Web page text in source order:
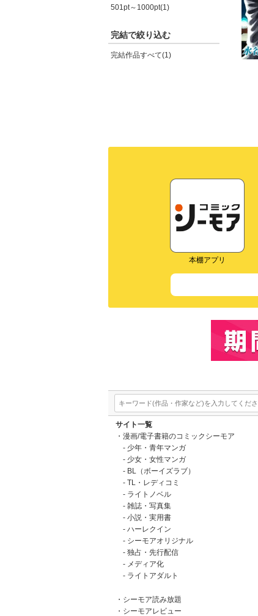
501pt～1000pt(1)
完結で絞り込む
完結作品すべて(1)
本棚アプリ
サイト一覧
漫画/電子書籍のコミックシーモア
少年・青年マンガ
少女・女性マンガ
BL（ボーイズラブ）
TL・レディコミ
ライトノベル
雑誌・写真集
小説・実用書
ハーレクイン
シーモアオリジナル
独占・先行配信
メディア化
ライトアダルト
シーモア読み放題
シーモアレビュー